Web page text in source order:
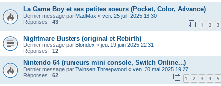
La Game Boy et ses petites soeurs (Pocket, Color, Advance)
Dernier message par MadMax « ven. 25 juil. 2025 16:30
Réponses : 43 1 2 3
Nightmare Busters (original et Rebirth)
Dernier message par Blondex « jeu. 19 juin 2025 22:31
Réponses : 12
Nintendo 64 (rumeurs mini console, Switch Online...)
Dernier message par Twinsen Threepwood « ven. 30 mai 2025 19:27
Réponses : 62 1 2 3 4 5